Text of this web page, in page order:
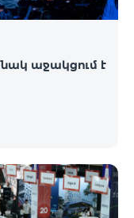
աջակցում է